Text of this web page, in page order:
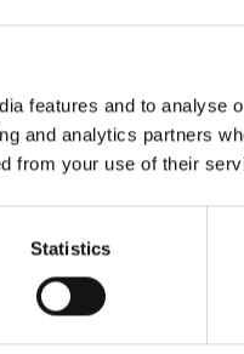
features and to analyse
and analytics partners
from your use of their
Statistics